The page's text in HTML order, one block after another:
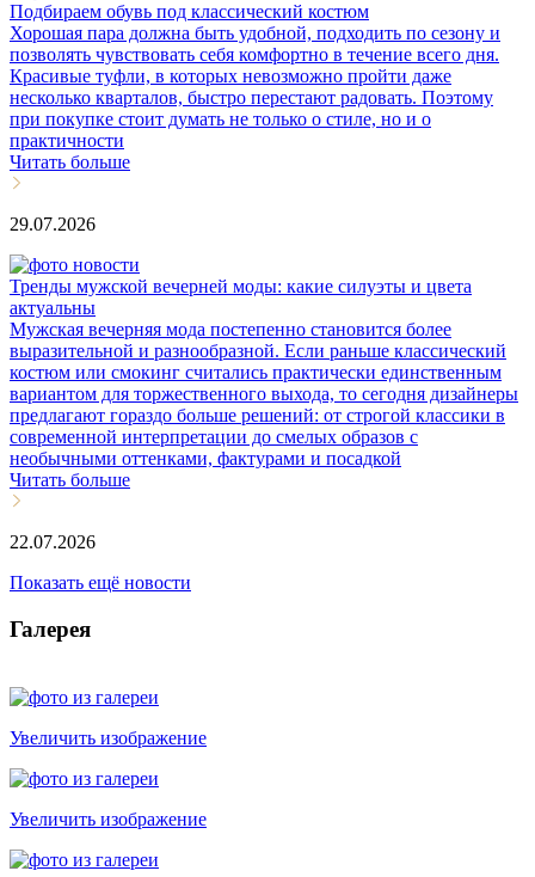
Подбираем обувь под классический костюм
Хорошая пара должна быть удобной, подходить по сезону и
позволять чувствовать себя комфортно в течение всего дня.
Красивые туфли, в которых невозможно пройти даже
несколько кварталов, быстро перестают радовать. Поэтому
при покупке стоит думать не только о стиле, но и о
практичности
Читать больше
29.07.2026
Тренды мужской вечерней моды: какие силуэты и цвета
актуальны
Мужская вечерняя мода постепенно становится более
выразительной и разнообразной. Если раньше классический
костюм или смокинг считались практически единственным
вариантом для торжественного выхода, то сегодня дизайнеры
предлагают гораздо больше решений: от строгой классики в
современной интерпретации до смелых образов с
необычными оттенками, фактурами и посадкой
Читать больше
22.07.2026
Показать ещё новости
Галерея
Увеличить изображение
Увеличить изображение